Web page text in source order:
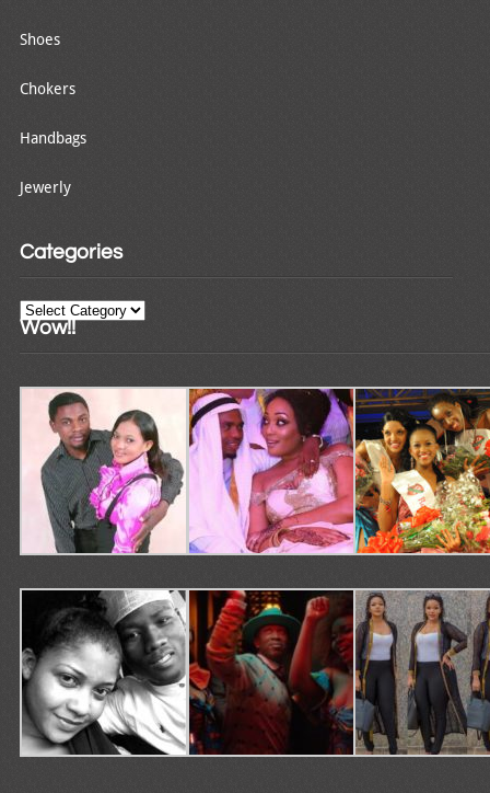
Shoes
Chokers
Handbags
Jewerly
Categories
Categories
Wow!!